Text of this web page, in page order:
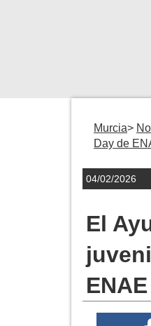
Murcia
Day de
04/02/2026
El
ENAE